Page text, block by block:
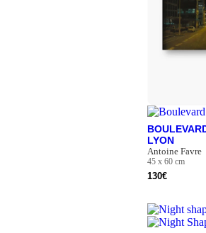
LYON
Antoine Favre
45 x 60 cm
130€